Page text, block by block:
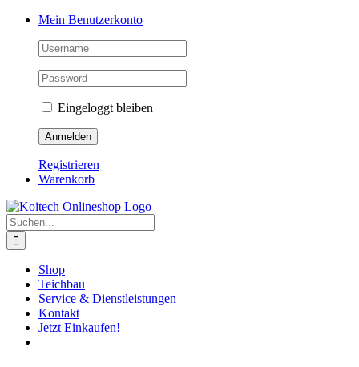
Skip
Mein Benutzerkonto
Eingeloggt bleiben
Registrieren
Warenkorb
Suche
nach:
Shop
Teichbau
Service & Dienstleistungen
Kontakt
Jetzt Einkaufen!